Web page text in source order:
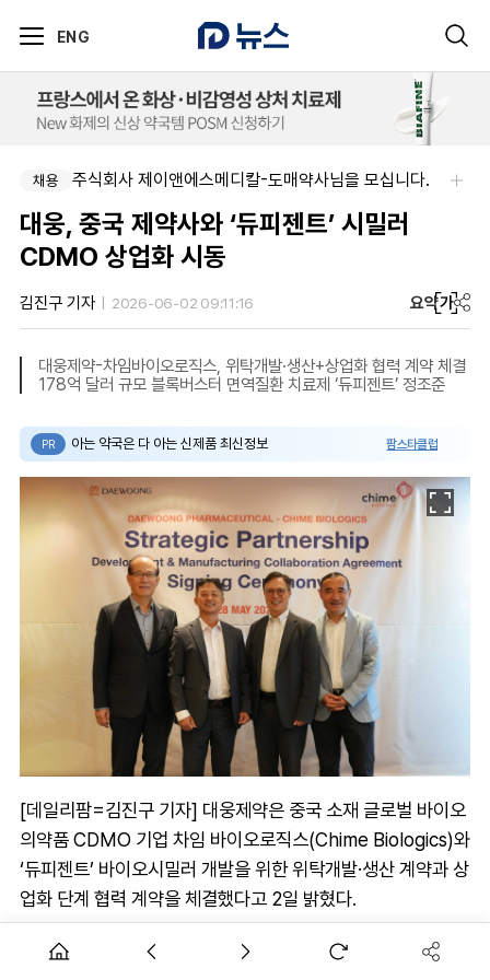
ENG
채용 주식회사 제이앤에스메디칼-도매약사님을 모십니다.
대웅, 중국 제약사와 ‘듀피젠트’ 시밀러
CDMO 상업화 시동
김진구 기자 2026-06-02 09:11:16 요약가
대웅제약-차임바이오로직스, 위탁개발·생산+상업화 협력 계약 체결
178억 달러 규모 블록버스터 면역질환 치료제 ‘듀피젠트’ 정조준
PR 아는 약국은 다 아는 신제품 최신정보 팜스타클럽
[데일리팜=김진구 기자] 대웅제약은 중국 소재 글로벌 바이오
의약품 CDMO 기업 차임 바이오로직스(Chime Biologics)와
‘듀피젠트’ 바이오시밀러 개발을 위한 위탁개발·생산 계약과 상
업화 단계 협력 계약을 체결했다고 2일 밝혔다.
계약 체결식은 양사 주요 경영진이 참석한 가운데 지난 28일